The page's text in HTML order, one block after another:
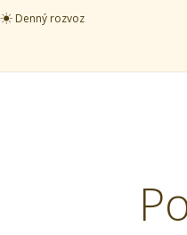
Denný rozvoz